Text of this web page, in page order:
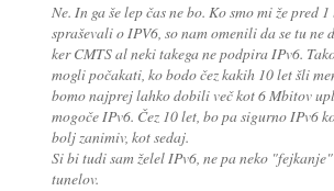
Ne. In ga še lep čas ne bo. Ko smo mi že pred
spraševali o IPV6, so nam omenili da se tu ne
ker CMTS al neki takega ne podpira IPv6.
mogli počakati, ko bodo čez kakih 10 let šli
bomo najprej lahko dobili več kot 6 Mbitov
mogoče IPv6. Čez 10 let, bo pa sigurno IPv6
bolj zanimiv, kot sedaj.
Si bi tudi sam želel IPv6, ne pa neko
tunelov.